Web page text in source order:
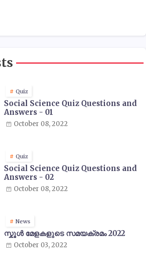
Quiz
Social Science Quiz Questions and
Answers - 01
October 08, 2022
Quiz
Social Science Quiz Questions and
Answers - 02
October 08, 2022
News
സ്കൂൾ മേളകളുടെ സമയക്രമം 2022
October 03, 2022